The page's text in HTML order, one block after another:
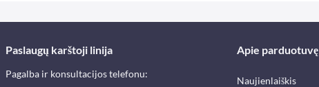
Paslaugų karštoji linija
Pagalba ir konsultacijos telefonu:
Apie parduotuvę
Naujienlaiškis